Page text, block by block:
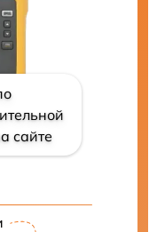
сайте